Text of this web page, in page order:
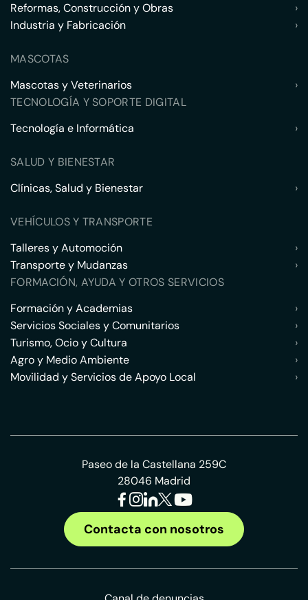
Reformas, Construcción y Obras
›
Industria y Fabricación
›
MASCOTAS
Mascotas y Veterinarios
›
TECNOLOGÍA Y SOPORTE DIGITAL
Tecnología e Informática
›
SALUD Y BIENESTAR
Clínicas, Salud y Bienestar
›
VEHÍCULOS Y TRANSPORTE
Talleres y Automoción
›
Transporte y Mudanzas
›
FORMACIÓN, AYUDA Y OTROS SERVICIOS
Formación y Academias
›
Servicios Sociales y Comunitarios
›
Turismo, Ocio y Cultura
›
Agro y Medio Ambiente
›
Movilidad y Servicios de Apoyo Local
›
Paseo de la Castellana 259C
28046 Madrid
Contacta con nosotros